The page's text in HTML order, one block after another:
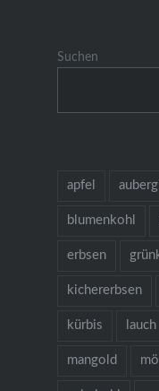
Suchen
apfel
blumenkohl
erbsen
kichererbsen
kürbis lauch
mangold